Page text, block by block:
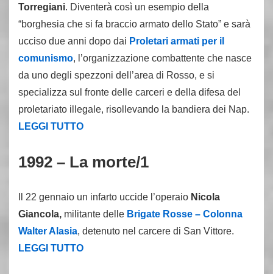
Torregiani. Diventerà così un esempio della
“borghesia che si fa braccio armato dello Stato” e sarà
ucciso due anni dopo dai Proletari armati per il
comunismo, l’organizzazione combattente che nasce
da uno degli spezzoni dell’area di Rosso, e si
specializza sul fronte delle carceri e della difesa del
proletariato illegale, risollevando la bandiera dei Nap.
LEGGI TUTTO
1992 – La morte/1
Il 22 gennaio un infarto uccide l’operaio Nicola
Giancola, militante delle Brigate Rosse – Colonna
Walter Alasia, detenuto nel carcere di San Vittore.
LEGGI TUTTO